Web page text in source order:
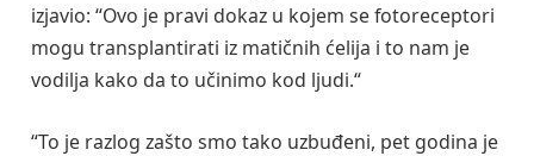
izjavio: “Ovo je pravi dokaz u kojem se fotoreceptori
mogu transplantirati iz matičnih ćelija i to nam je
vodilja kako da to učinimo kod ljudi.“
“To je razlog zašto smo tako uzbuđeni, pet godina je